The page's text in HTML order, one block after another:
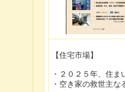
【住宅市場】
・２０２５年、住
・空き家の救世主